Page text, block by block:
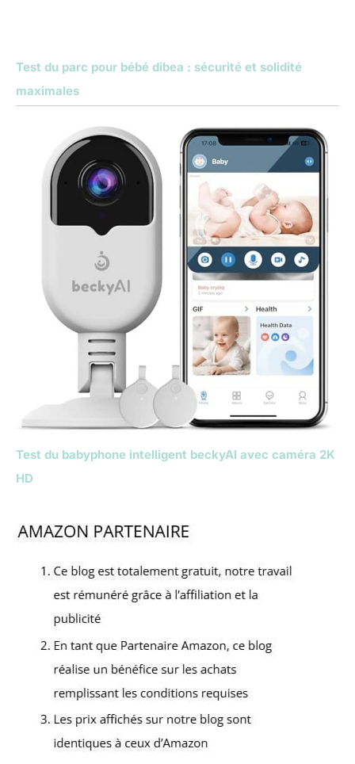
Test du parc pour bébé dibea : sécurité et solidité
maximales
Test du babyphone intelligent beckyAI avec caméra 2K
HD